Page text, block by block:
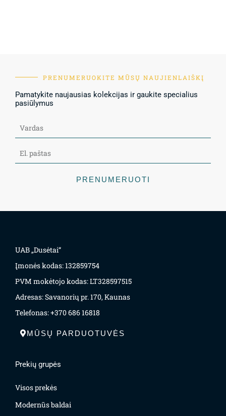
PRENUMERUOKITE MŪSŲ NAUJIENLAIŠKĮ
Pamatykite naujausias kolekcijas ir gaukite specialius
pasiūlymus
PRENUMERUOTI
UAB „Dusėtai“
Įmonės kodas: 132859754
PVM mokėtojo kodas: LT328597515
Adresas: Savanorių pr. 170, Kaunas
Telefonas: +370 686 16818
MŪSŲ PARDUOTUVĖS
Prekių grupės
Visos prekės
Modernūs baldai